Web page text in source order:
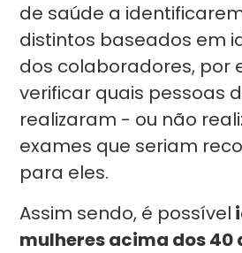
de saúde a
distintos baseados em
dos colaboradores, por
verificar quais pessoas
realizaram - ou não
exames que seriam
para eles.
Assim sendo, é possível
mulheres acima dos 40